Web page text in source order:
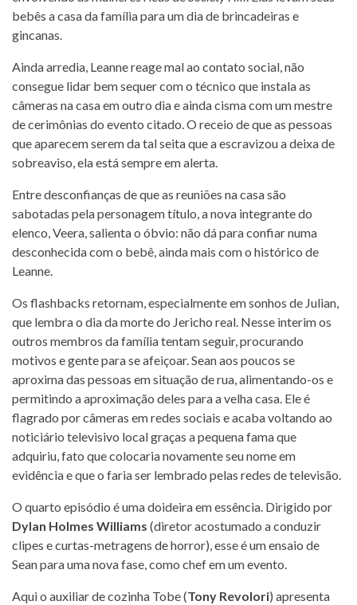
bebês a casa da família para um dia de brincadeiras e
gincanas.
Ainda arredia, Leanne reage mal ao contato social, não
consegue lidar bem sequer com o técnico que instala as
câmeras na casa em outro dia e ainda cisma com um mestre
de cerimônias do evento citado. O receio de que as pessoas
que aparecem serem da tal seita que a escravizou a deixa de
sobreaviso, ela está sempre em alerta.
Entre desconfianças de que as reuniões na casa são
sabotadas pela personagem título, a nova integrante do
elenco, Veera, salienta o óbvio: não dá para confiar numa
desconhecida com o bebê, ainda mais com o histórico de
Leanne.
Os flashbacks retornam, especialmente em sonhos de Julian,
que lembra o dia da morte do Jericho real. Nesse interim os
outros membros da família tentam seguir, procurando
motivos e gente para se afeiçoar. Sean aos poucos se
aproxima das pessoas em situação de rua, alimentando-os e
permitindo a aproximação deles para a velha casa. Ele é
flagrado por câmeras em redes sociais e acaba voltando ao
noticiário televisivo local graças a pequena fama que
adquiriu, fato que colocaria novamente seu nome em
evidência e que o faria ser lembrado pelas redes de televisão.
O quarto episódio é uma doideira em essência. Dirigido por
Dylan Holmes Williams (diretor acostumado a conduzir
clipes e curtas-metragens de horror), esse é um ensaio de
Sean para uma nova fase, como chef em um evento.
Aqui o auxiliar de cozinha Tobe (Tony Revolori) apresenta